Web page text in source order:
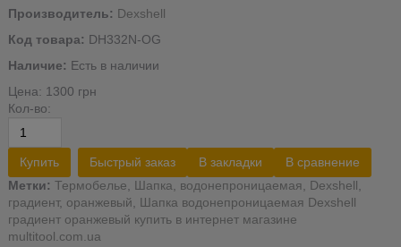
Производитель: Dexshell
Код товара: DH332N-OG
Наличие: Есть в наличии
Цена: 1300 грн
Кол-во:
Купить Быстрый заказ В закладки
В сравнение
Метки: Термобелье Шапка водонепроницаемая Dexshell
градиент, оранжевый
Шапка водонепроницаемая Dexshell
градиент оранжевый купить в интернет магазине
multitool.com.ua